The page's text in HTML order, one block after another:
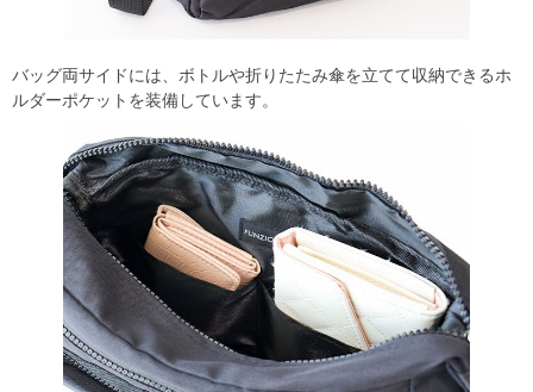
バッグ両サイドには、ボトルや折りたたみ傘を立てて収納できるホ
ルダーポケットを装備しています。